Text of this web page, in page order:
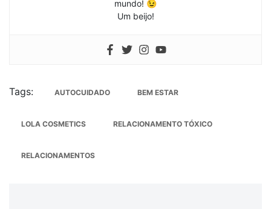
mundo! 😉
Um beijo!
Tags: AUTOCUIDADO BEM ESTAR
LOLA COSMETICS RELACIONAMENTO TÓXICO
RELACIONAMENTOS